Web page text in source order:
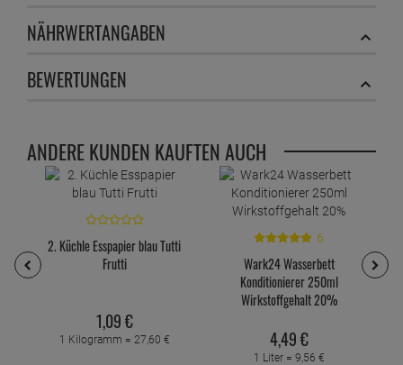
NÄHRWERTANGABEN
BEWERTUNGEN
ANDERE KUNDEN KAUFTEN AUCH
2. Küchle Esspapier blau Tutti
Frutti
1,09€
1 Kilogramm = 27,60 €
6
Wark24 Wasserbett
Konditionierer 250ml
Wirkstoffgehalt 20%
4,49€
1 Liter = 9,56 €